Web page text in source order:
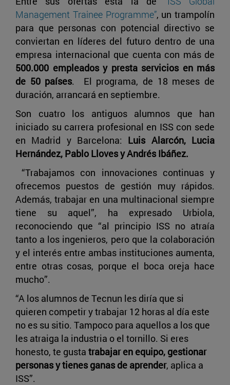
Management Trainee Programme”, un trampolín
para que personas con potencial directivo se
conviertan en líderes del futuro dentro de una
empresa internacional que cuenta con más de
500.000 empleados y presta servicios en más
de 50 países. El programa, de 18 meses de
duración, arrancará en septiembre.
Son cuatro los antiguos alumnos que han
iniciado su carrera profesional en ISS con sede
en Madrid y Barcelona: Luis Alarcón, Lucia
Hernández, Pablo Lloves y Andrés Ibáñez.
“Trabajamos con innovaciones continuas y
ofrecemos puestos de gestión muy rápidos.
Además, trabajar en una multinacional siempre
tiene su aquel”, ha expresado Urbiola,
reconociendo que “al principio ISS no atraía
tanto a los ingenieros, pero que la colaboración
y el interés entre ambas instituciones aumenta,
entre otras cosas, porque el boca oreja hace
mucho”.
“A los alumnos de Tecnun les diría que si
quieren competir y trabajar 12 horas al día este
no es su sitio. Tampoco para aquellos a los que
les atraiga la industria o el tornillo. Si eres
honesto, te gusta trabajar en equipo, gestionar
personas y tienes ganas de aprender, aplica a
ISS”.